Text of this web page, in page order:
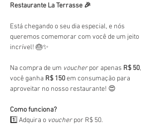
Restaurante La Terrasse 🎉
Está chegando o seu dia especial, e nós
queremos comemorar com você de um jeito
incrível! 🎂✨
Na compra de um voucher por apenas R$ 50,
você ganha R$ 150 em consumação para
aproveitar no nosso restaurante! 😍
Como funciona?
1️⃣ Adquira o voucher por R$ 50.